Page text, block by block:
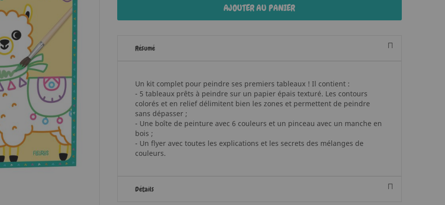
AJOUTER AU PANIER
Résumé
Un kit complet pour peindre ses premiers tableaux ! Il contient :
- 5 tableaux prêts à peindre sur un papier épais texturé. Les contours
colorés et en relief délimitent bien les zones et permettent de peindre
sans dépasser ;
- Une boîte de peinture avec 6 couleurs et un pinceau avec un manche en
bois ;
- Un flyer avec toutes les explications et les secrets des mélanges de
couleurs.
Détails